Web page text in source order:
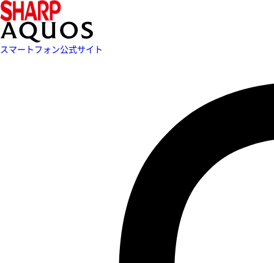
スマートフォン公式サイト